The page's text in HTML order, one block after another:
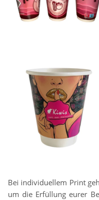
Bei individuellem Print
um die Erfüllung eurer